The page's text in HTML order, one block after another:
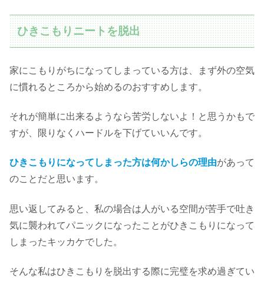
ひきこもりニートを脱出
家にこもりがちになってしまっている方は、まず外の空気
に慣れるところから始めるのおすすめします。
それが簡単に出来るようなら苦労しないよ！と思うかもで
すが、限りなくハードルを下げていいんです。
ひきこもりになってしまった方は何かしらの理由があって
のことだと思います。
思い返してみると、私の場合は人がいる空間が苦手で吐き
気に襲われてパニックになったことがひきこもりになって
しまったキッカケでした。
そんな私はひきこもりを脱出する際に完璧を求め過ぎてい